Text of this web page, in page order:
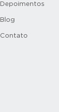
Depoimentos
Blog
Contato